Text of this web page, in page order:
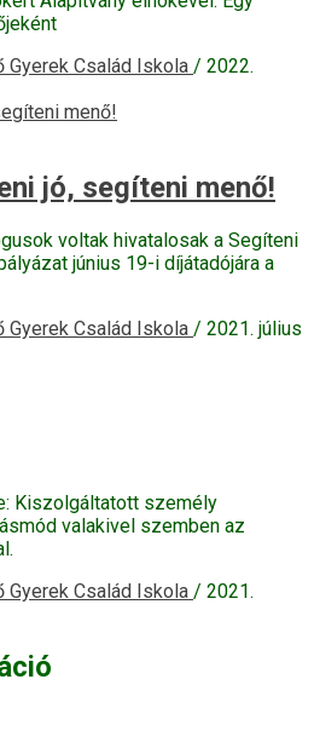
Gyerek Család Iskola / 2022.
jó, segíteni menő!
voltak hivatalosak a Segíteni
június 19-i díjátadójára a
Gyerek Család Iskola / 2021. július
Kiszolgáltatott személy
valakivel szemben az
Gyerek Család Iskola / 2021.